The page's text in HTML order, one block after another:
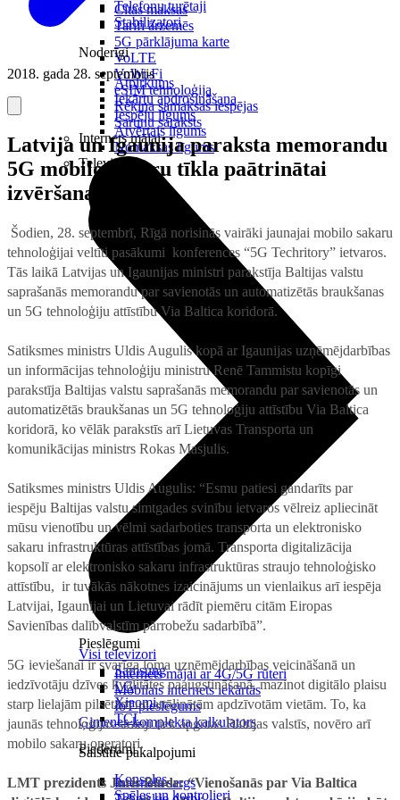
Citas maksas
Tarifi ārzemēs
5G pārklājuma karte
VoLTE
VoWi-Fi
eSIM tehnoloģija
Rēķina samaksas iespējas
Sarunu saraksts
Internets mājai
Pieslēgumi
Internets mājai ar 4G/5G rūteri
Mobilais internets iekārtās
IoT pieslēgums
Ģimenes komplekta kalkulators
Saistītie pakalpojumi
Interneta sargs
Telefonu turētaji
Stabilizatori
Noderīgi
Atpirkums
Iekārtu apdrošināšana
Iespēju līgums
Atvērtais līgums
Nomaksas līgums
Televizori
Visi televizori
Samsung
LG
Xiaomi
TCL
Piederumi
Konsoles
Spēles un kontrolieri
2018. gada 28. septembris
Latvija un Igaunija paraksta memorandu
5G mobilo sakaru tīkla paātrinātai
izvēršanai
Šodien, 28. septembrī, Rīgā norisinās vairāki jaunajai mobilo sakaru
tehnoloģijai veltīti pasākumi konferences “5G Techritory” ietvaros.
Tās laikā Latvijas un Igaunijas ministri parakstīja Baltijas valstu
saprašanās memorandu par savienotās un automatizētās braukšanas
un 5G tehnoloģiju attīstību Via Baltica koridorā.
Satiksmes ministrs Uldis Augulis kopā ar Igaunijas uzņēmējdarbības
un informācijas tehnoloģiju ministru Renē Tammistu kopīgi
parakstīja Baltijas valstu saprašanās memorandu par savienotās un
automatizētās braukšanas un 5G tehnoloģiju attīstību Via Baltica
koridorā, ko vēlāk parakstīs arī Lietuvas Transporta un
komunikācijas ministrs Rokas Masjulis.
Satiksmes ministrs Uldis Augulis: “Esmu patiesi gandarīts par
iespēju Baltijas valstu simtgades svinību ietvaros vēlreiz apliecināt
mūsu vienotību un vēlmi sadarboties transporta un elektronisko
sakaru infrastruktūras attīstības jomā. Transporta digitalizācija
kopsolī ar elektronisko sakaru infrastruktūras straujo tehnoloģisko
attīstību, ir tuvākās nākotnes izaicinājums un vienlaikus arī iespēja
Latvijai, Igaunijai un Lietuvai rādīt piemēru citām Eiropas
Savienības dalībvalstīm pārrobežu sadarbībā”.
5G ieviešanai ir svarīga loma uzņēmējdarbības veicināšanā un
iedzīvotāju dzīves kvalitātes paaugstināšanā, mazinot digitālo plaisu
starp lielajām pilsētām un attālinātām apdzīvotām vietām. To, ka
jaunās tehnoloģijas strauji tiek apgūtas Baltijas valstīs, novēro arī
mobilo sakaru operatori.
LMT prezidents Juris Binde: “Vienošanās par Via Baltica